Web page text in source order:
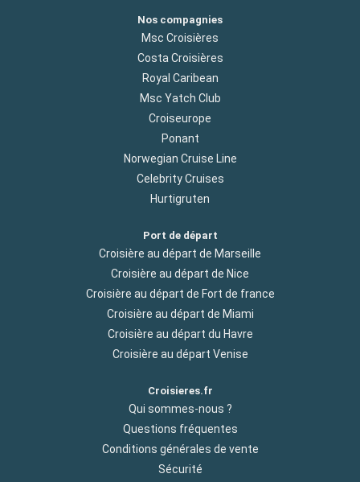
Nos compagnies
Msc Croisières
Costa Croisières
Royal Caribean
Msc Yatch Club
Croiseurope
Ponant
Norwegian Cruise Line
Celebrity Cruises
Hurtigruten
Port de départ
Croisière au départ de Marseille
Croisière au départ de Nice
Croisière au départ de Fort de france
Croisière au départ de Miami
Croisière au départ du Havre
Croisière au départ Venise
Croisieres.fr
Qui sommes-nous ?
Questions fréquentes
Conditions générales de vente
Sécurité